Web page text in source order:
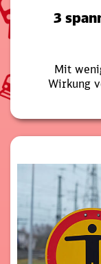
3
Mit
Wirkung